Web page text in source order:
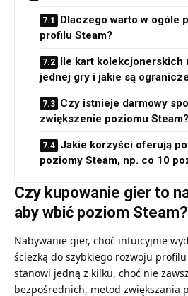
Dlaczego warto w ogóle
profilu Steam?
Ile kart kolekcjonerskich
jednej gry i jakie są
Czy istnieje darmowy
zwiększenie poziomu Steam?
Jakie korzyści oferują
poziomy Steam, np. co 10
Czy kupowanie gier to
aby wbić poziom Steam?
Nabywanie gier, choć intuicyjnie
ścieżką do szybkiego rozwoju
stanowi jedną z kilku, choć nie
bezpośrednich, metod zwiększania